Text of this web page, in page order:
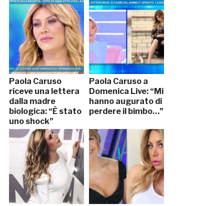
Paola Caruso
riceve una lettera
dalla madre
biologica: “È stato
uno shock”
Paola Caruso a
Domenica Live: “Mi
hanno augurato di
perdere il bimbo…”